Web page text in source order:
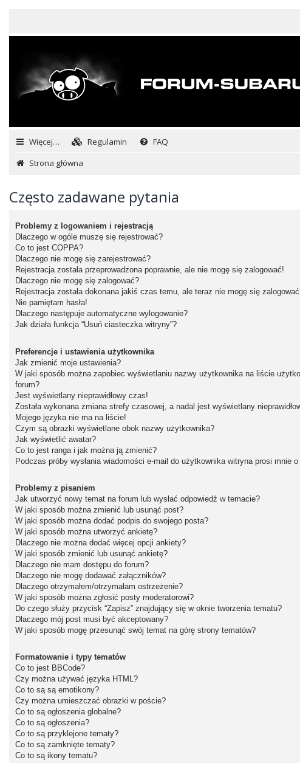
Więcej… Regulamin FAQ
Strona główna
Często zadawane pytania
Problemy z logowaniem i rejestracją
Dlaczego w ogóle muszę się rejestrować?
Co to jest COPPA?
Dlaczego nie mogę się zarejestrować?
Rejestracja została przeprowadzona poprawnie, ale nie mogę się zalogować!
Dlaczego nie mogę się zalogować?
Rejestracja została dokonana jakiś czas temu, ale teraz nie mogę się
Nie pamiętam hasła!
Dlaczego następuje automatyczne wylogowanie?
Jak działa funkcja “Usuń ciasteczka witryny”?
Preferencje i ustawienia użytkownika
Jak zmienić moje ustawienia?
W jaki sposób można zapobiec wyświetlaniu nazwy użytkownika na liście
forum?
Jest wyświetlany nieprawidłowy czas!
Została wykonana zmiana strefy czasowej, a nadal jest wyświetlany
Mojego języka nie ma na liście!
Czym są obrazki wyświetlane obok nazwy użytkownika?
Jak wyświetlić awatar?
Co to jest ranga i jak można ją zmienić?
Podczas próby wysłania wiadomości e-mail do użytkownika witryna prosi mnie
Problemy z pisaniem
Jak utworzyć nowy temat na forum lub wysłać odpowiedź w temacie?
W jaki sposób można zmienić lub usunąć post?
W jaki sposób można dodać podpis do swojego posta?
W jaki sposób można utworzyć ankietę?
Dlaczego nie można dodać więcej opcji ankiety?
W jaki sposób zmienić lub usunąć ankietę?
Dlaczego nie mam dostępu do forum?
Dlaczego nie mogę dodawać załączników?
Dlaczego otrzymałem/otrzymałam ostrzeżenie?
W jaki sposób można zgłosić posty moderatorowi?
Do czego służy przycisk “Zapisz” znajdujący się w oknie tworzenia tematu?
Dlaczego mój post musi być akceptowany?
W jaki sposób mogę przesunąć swój temat na górę strony tematów?
Formatowanie i typy tematów
Co to jest BBCode?
Czy można używać języka HTML?
Co to są są emotikony?
Czy można umieszczać obrazki w poście?
Co to są ogłoszenia globalne?
Co to są ogłoszenia?
Co to są przyklejone tematy?
Co to są zamknięte tematy?
Co to są ikony tematu?